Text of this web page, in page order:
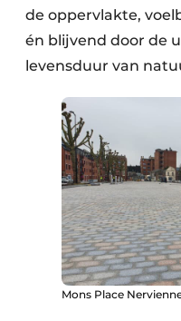
de oppervlakte,
én blijvend door de
levensduur van
Mons Place